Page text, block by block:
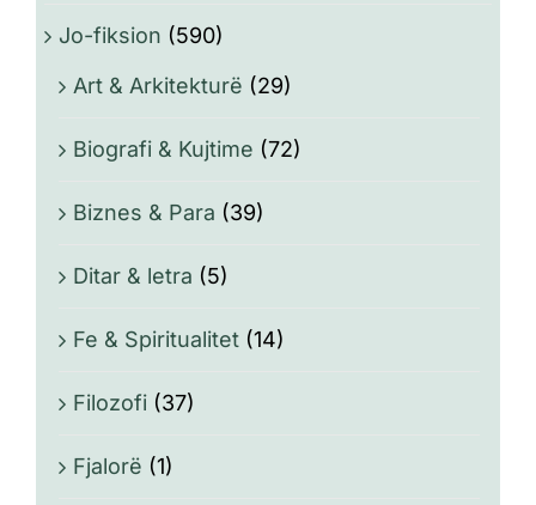
Jo-fiksion (590)
Art & Arkitekturë (29)
Biografi & Kujtime (72)
Biznes & Para (39)
Ditar & letra (5)
Fe & Spiritualitet (14)
Filozofi (37)
Fjalorë (1)